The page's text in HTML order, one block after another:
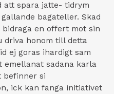
att spara jatte- tidrym
bagateller. Skad
en offert mot sin
driva honom till detta
ej goras ihardigt sam
emellanat sadana karla
befinner si
ick kan fanga initiativet